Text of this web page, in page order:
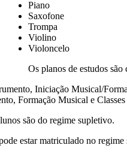
Piano
Saxofone
Trompa
Violino
Violoncelo
Os planos de estudos
Iniciação Musical/
Formação Musical e
são do regime supletivo.
estar matriculado no